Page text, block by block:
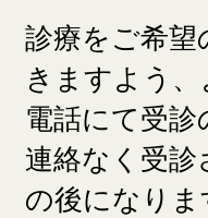
診療をご希望
きますよう
電話にて受
連絡なく受診
の後になり